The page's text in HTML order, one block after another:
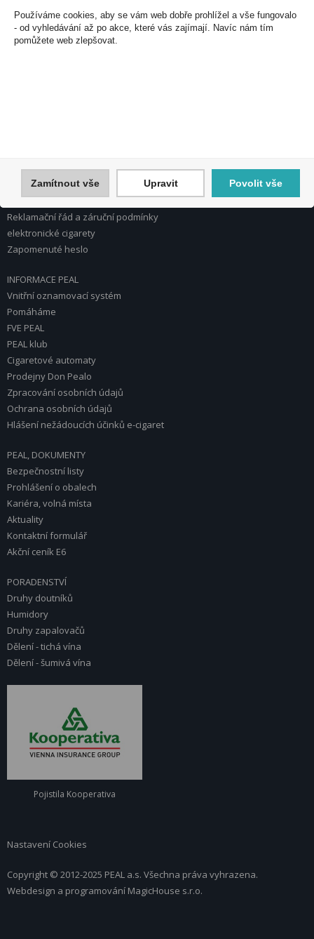
U Plynárny 412/101
101 00 Praha 10
Česká republika
Nápověda k registraci a nákupu
Obchodní podmínky
Reklamace
Reklamační řád a záruční podmínky
elektronické cigarety
Zapomenuté heslo
INFORMACE PEAL
Vnitřní oznamovací systém
Pomáháme
FVE PEAL
PEAL klub
Cigaretové automaty
Prodejny Don Pealo
Zpracování osobních údajů
Ochrana osobních údajů
Hlášení nežádoucích účinků e-cigaret
PEAL, DOKUMENTY
Bezpečnostní listy
Prohlášení o obalech
Kariéra, volná místa
Aktuality
Kontaktní formulář
Akční ceník E6
PORADENSTVÍ
Druhy doutníků
Humidory
Druhy zapalovačů
Dělení - tichá vína
Dělení - šumivá vína
Pojistila Kooperativa
Nastavení Cookies
Copyright © 2012-2025 PEAL a.s. Všechna práva vyhrazena.
Webdesign a programování MagicHouse s.r.o.
Používáme cookies, aby se vám web dobře prohlížel a vše fungovalo
- od vyhledávání až po akce, které vás zajímají. Navíc nám tím
pomůžete web zlepšovat.
Zamítnout vše Upravit Povolit vše